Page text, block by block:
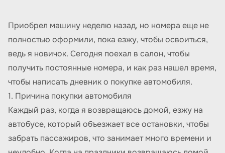
Приобрел машину неделю назад, но номера еще не
полностью оформили, пока езжу, чтобы освоиться,
ведь я новичок. Сегодня поехал в салон, чтобы
получить постоянные номера, и как раз нашел время,
чтобы написать дневник о покупке автомобиля.
1. Причина покупки автомобиля
Каждый раз, когда я возвращаюсь домой, езжу на
автобусе, который объезжает все остановки, чтобы
забрать пассажиров, что занимает много времени и